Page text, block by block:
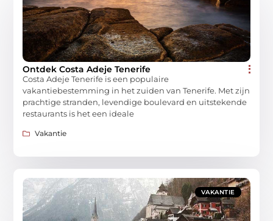
Ontdek Costa Adeje Tenerife
Costa Adeje Tenerife is een populaire
vakantiebestemming in het zuiden van Tenerife. Met zijn
prachtige stranden, levendige boulevard en uitstekende
restaurants is het een ideale
Vakantie
VAKANTIE